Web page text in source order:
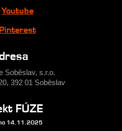
Youtube
Soběslav, s.r.o.
392 01 Soběslav
FÚZE
14.11.2025